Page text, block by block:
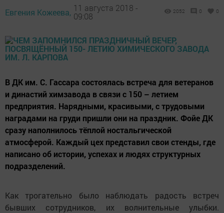
Евгения Кожеева, 11 августа 2018 -
09:08
2052 0 0
В ДК им. С. Гассара состоялась встреча для ветеранов
и династий химзавода в связи с 150 – летием
предприятия. Нарядными, красивыми, с трудовыми
наградами на груди пришли они на праздник. Фойе ДК
сразу наполнилось тёплой ностальгической
атмосферой. Каждый цех представил свои стенды, где
написано об истории, успехах и людях структурных
подразделений.
Как трогательно было наблюдать радость встреч
бывших сотрудников, их волнительные улыбки.